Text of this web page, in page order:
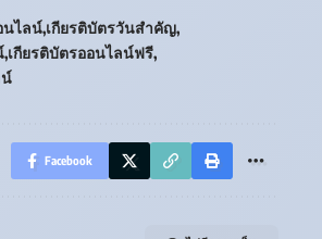
นไลน์ เกียรติบัตรวันสำคัญ
เกียรติบัตรออนไลน์ฟรี
Facebook